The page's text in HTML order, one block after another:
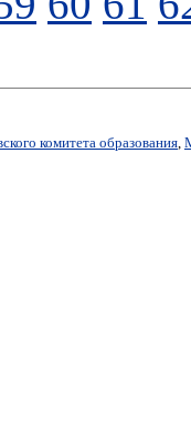
комитета образования,